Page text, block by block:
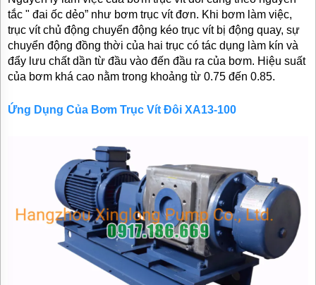
tắc " đai ốc dẻo” như bơm trục vít đơn. Khi bơm làm việc,
trục vít chủ động chuyển động kéo trục vít bị động quay, sự
chuyển động đồng thời của hai trục có tác dụng làm kín và
đẩy lưu chất dần từ đầu vào đến đầu ra của bơm. Hiệu suất
của bơm khá cao nằm trong khoảng từ 0.75 đến 0.85.
Ứng Dụng Của Bơm Trục Vít Đôi XA13-100